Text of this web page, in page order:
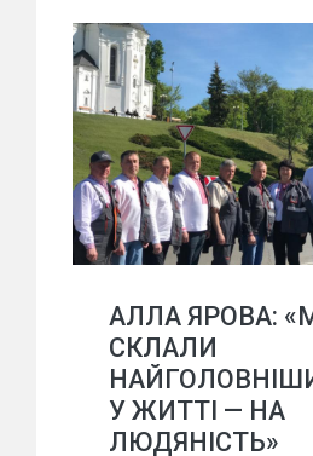
АЛЛА ЯРОВА:
СКЛАЛИ
У ЖИТТІ — НА
ЛЮДЯНІСТЬ»